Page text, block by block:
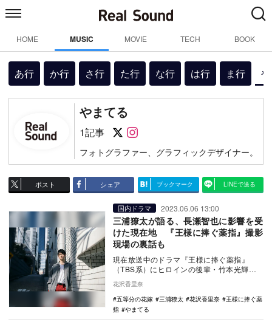
HOME MUSIC MOVIE TECH BOOK
あ行 か行 さ行 た行 な行 は行 ま行
やまてる
1記事 Follow on SNS
フォトグラファー、グラフィックデザイナー。
ポスト シェア ブックマーク LINEで送る
国内ドラマ 2023.06.06 13:00
三浦獠太が語る、長瀬智也に影響を受
けた現在地 『王様に捧ぐ薬指』撮影
現場の裏話も
現在放送中のドラマ『王様に捧ぐ薬指』
（TBS系）にヒロインの後輩・竹本光輝役
で出演している三浦獠太。明るく純粋な竹
本は、登場する…
花沢香里奈
五等分の花嫁
三浦獠太 花沢香里奈
王様に捧ぐ薬
指
やまてる